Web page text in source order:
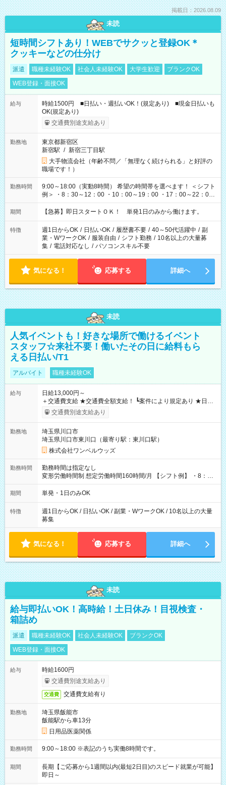
掲載日：2026.08.09
未読
短時間シフトあり！WEBでサクッと登録OK＊
クッキーなどの仕分け
派遣 職種未経験OK 社会人未経験OK 大学生歓迎
ブランクOK
WEB登録・面接OK
給与
時給1500円 ■日払い・週払いOK！(規定あり) ■現金日払いも
OK(規定あり)
交通費別途支給あり
勤務地
東京都新宿区
新宿駅 / 新宿三丁目駅
大手物流会社（年齢不問／「無理なく続けられる」と好評の
職場です！）
勤務時間
9:00～18:00（実動8時間） 希望の時間帯を選べます！ ＜シフト
例＞ ・8：30～12：00 ・10：00～19：00 ・17：00～22：00
・13：00～22：00 ・22：00～翌6：00 など
期間 【急募】即日スタートＯＫ！ 単発1日のみから働けます。
特徴 週1日からOK / 日払いOK / 履歴書不要 / 40～50代活躍中 / 副
業・WワークOK / 服装自由 / シフト勤務 / 10名以上の大量募
集 / 電話対応なし / パソコンスキル不要
気になる！ 応募する 詳細へ
未読
人気イベントも！好きな場所で働けるイベント
スタッフ☆来社不要！働いたその日に給料もら
える日払い/T1
アルバイト 職種未経験OK
給与
日給13,000円～
＋交通費支給 ★交通費全額支給！ ┗案件により規定あり ★日払
いOK！（規定あり） ┗働いたその日に現金GET♪ お仕事後はコ
ンビニATMから 日払い分を引き落とせます！ 【試用期間】試
交通費別途支給あり
勤務地
埼玉県川口市
埼玉県川口市東川口（最寄り駅：東川口駅）
株式会社ワンベルウッズ
勤務時間
勤務時間は指定なし
変形労働時間制 想定労働時間160時間/月 【シフト例】 ・8：00
～21：00
期間 単発・1日のみOK
特徴
週1日からOK / 日払いOK / 副業・WワークOK / 10名以上の大量
募集
気になる！ 応募する 詳細へ
未読
給与即払いOK！高時給！土日休み！目視検査・
箱詰め
派遣 職種未経験OK 社会人未経験OK
ブランクOK
WEB登録・面接OK
給与
時給1600円
交通費別途支給あり
交通費 交通費支給有り
勤務地
埼玉県飯能市
飯能駅から車13分
日用品医薬関係
勤務時間 9:00～18:00 ※表記のうち実働8時間です。
期間
長期【ご応募から1週間以内(最短2日目)のスピード就業が可能】
即日～